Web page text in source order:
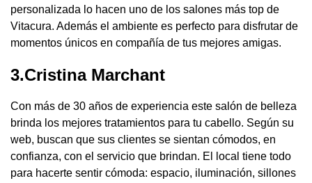
personalizada lo hacen uno de los salones más top de
Vitacura. Además el ambiente es perfecto para disfrutar de
momentos únicos en compañía de tus mejores amigas.
3.Cristina Marchant
Con más de 30 años de experiencia este salón de belleza
brinda los mejores tratamientos para tu cabello. Según su
web, buscan que sus clientes se sientan cómodos, en
confianza, con el servicio que brindan. El local tiene todo
para hacerte sentir cómoda: espacio, iluminación, sillones